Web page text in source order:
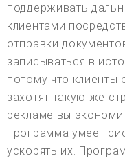
поддерживать
клиентами
отправки
записываться в
потому что клиенты
захотят такую же
рекламе вы
программа умеет
ускорять их.